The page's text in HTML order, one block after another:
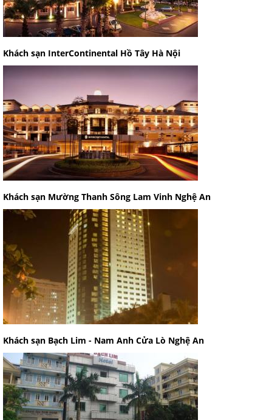
Khách sạn InterContinental Hồ Tây Hà Nội
Khách sạn Mường Thanh Sông Lam Vinh Nghệ An
Khách sạn Bạch Lim - Nam Anh Cửa Lò Nghệ An